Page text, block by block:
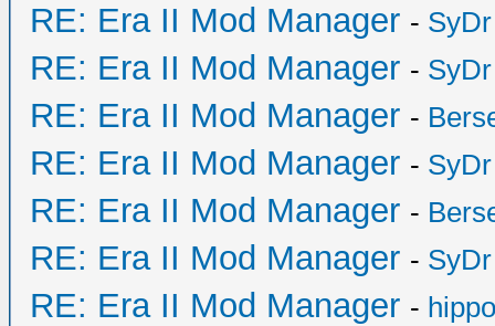
RE: Era II Mod Manager - SyDr
RE: Era II Mod Manager - SyDr
RE: Era II Mod Manager -
RE: Era II Mod Manager - SyDr
RE: Era II Mod Manager -
RE: Era II Mod Manager - SyDr
RE: Era II Mod Manager -